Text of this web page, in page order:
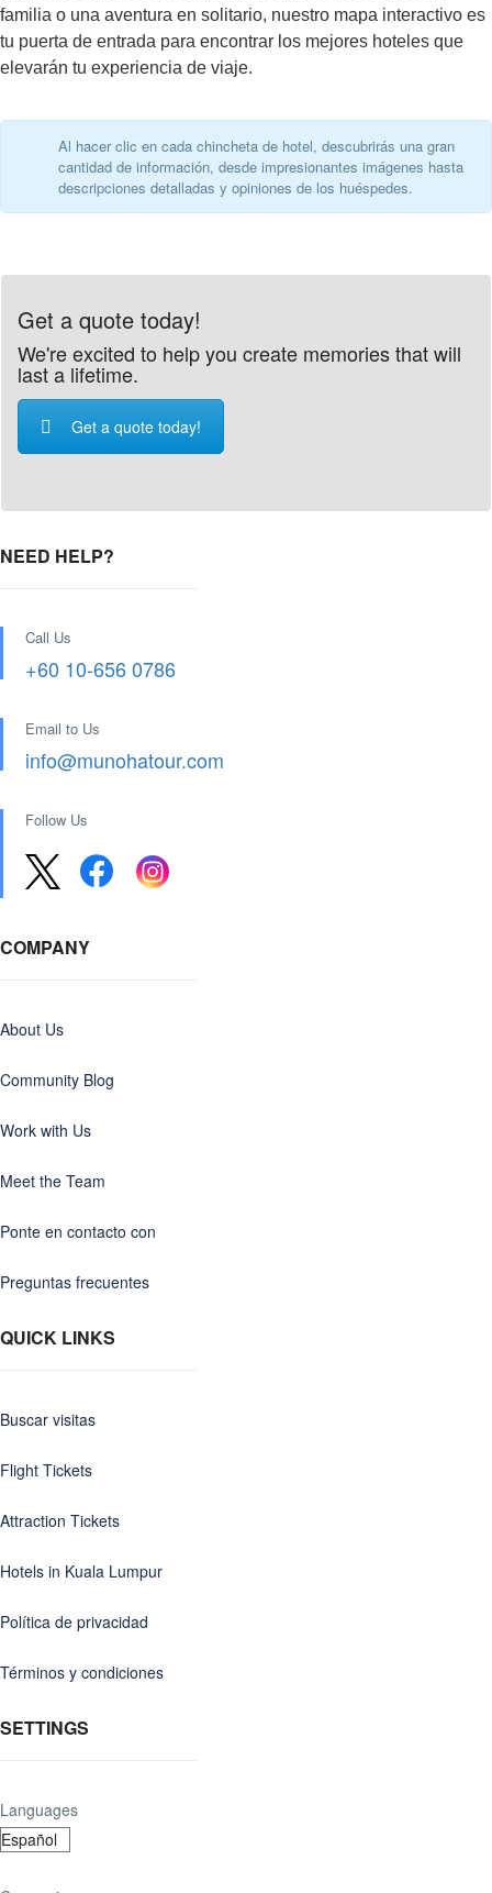
familia o una aventura en solitario, nuestro mapa interactivo es
tu puerta de entrada para encontrar los mejores hoteles que
elevarán tu experiencia de viaje.
Al hacer clic en cada chincheta de hotel, descubrirás una gran
cantidad de información, desde impresionantes imágenes hasta
descripciones detalladas y opiniones de los huéspedes.
Get a quote today!
We're excited to help you create memories that will
last a lifetime.
Get a quote today!
NEED HELP?
Call Us
+60 10-656 0786
Email to Us
info@munohatour.com
Follow Us
COMPANY
About Us
Community Blog
Work with Us
Meet the Team
Ponte en contacto con
Preguntas frecuentes
QUICK LINKS
Buscar visitas
Flight Tickets
Attraction Tickets
Hotels in Kuala Lumpur
Política de privacidad
Términos y condiciones
SETTINGS
Languages